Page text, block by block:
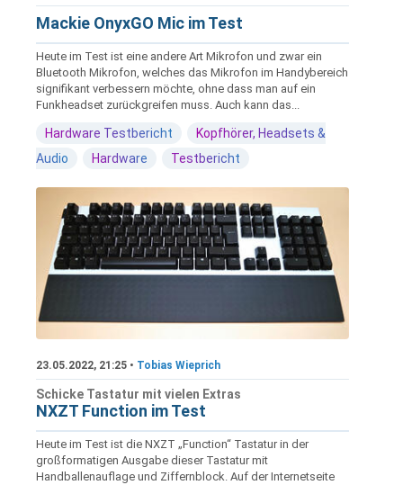
Mackie OnyxGO Mic im Test
Heute im Test ist eine andere Art Mikrofon und zwar ein
Bluetooth Mikrofon, welches das Mikrofon im Handybereich
signifikant verbessern möchte, ohne dass man auf ein
Funkheadset zurückgreifen muss. Auch kann das...
Hardware Testbericht
Kopfhörer, Headsets &
Audio
Hardware Testbericht
23.05.2022, 21:25 • Tobias Wieprich
Schicke Tastatur mit vielen Extras
NXZT Function im Test
Heute im Test ist die NXZT „Function“ Tastatur in der
großformatigen Ausgabe dieser Tastatur mit
Handballenauflage und Ziffernblock. Auf der Internetseite